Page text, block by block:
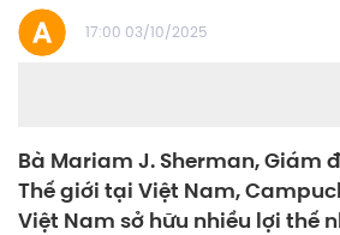
17:00 03/10/2025
Bà Mariam J. Sherman, Giám
Thế giới tại Việt Nam,
Việt Nam sở hữu nhiều lợi thế